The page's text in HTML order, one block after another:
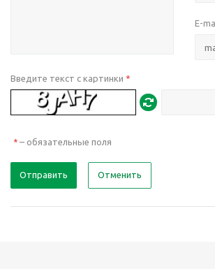
E-
Введите текст с картинки *
* – обязательные поля
Отправить Отменить